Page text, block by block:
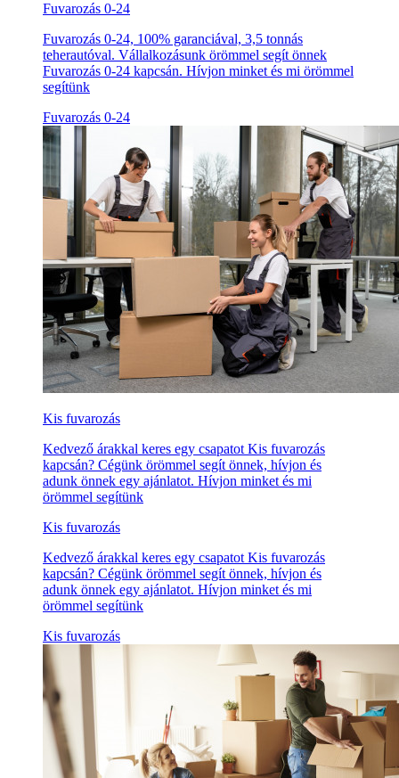
Fuvarozás 0-24
Fuvarozás 0-24, 100% garanciával, 3,5 tonnás
teherautóval. Vállalkozásunk örömmel segít önnek
Fuvarozás 0-24 kapcsán. Hívjon minket és mi örömmel
segítünk
Fuvarozás 0-24
Kis fuvarozás
Kedvező árakkal keres egy csapatot Kis fuvarozás
kapcsán? Cégünk örömmel segít önnek, hívjon és
adunk önnek egy ajánlatot. Hívjon minket és mi
örömmel segítünk
Kis fuvarozás
Kedvező árakkal keres egy csapatot Kis fuvarozás
kapcsán? Cégünk örömmel segít önnek, hívjon és
adunk önnek egy ajánlatot. Hívjon minket és mi
örömmel segítünk
Kis fuvarozás